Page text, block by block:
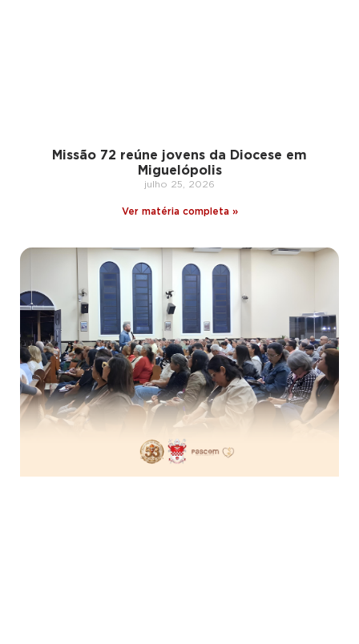
Missão 72 reúne jovens da Diocese em
Miguelópolis
julho 25, 2026
Ver matéria completa »